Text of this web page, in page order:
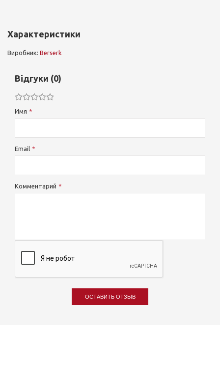
Характеристики
Виробник: Berserk
Відгуки (0)
Имя
Email
Комментарий
ОСТАВИТЬ ОТЗЫВ